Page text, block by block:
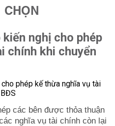
CHỌN
nghị cho phép
chính khi chuyển
các bên được thỏa thuận
nghĩa vụ tài chính còn lại